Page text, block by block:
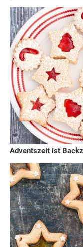
Adventszeit ist